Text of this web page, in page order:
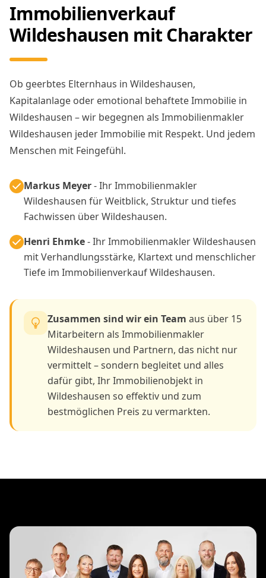
Immobilienverkauf
Wildeshausen mit Charakter
Ob geerbtes Elternhaus in Wildeshausen,
Kapitalanlage oder emotional behaftete Immobilie in
Wildeshausen – wir begegnen als Immobilienmakler
Wildeshausen jeder Immobilie mit Respekt. Und jedem
Menschen mit Feingefühl.
Markus Meyer- Ihr Immobilienmakler
Wildeshausen für Weitblick, Struktur und tiefes
Fachwissen über Wildeshausen.
Henri Ehmke- Ihr Immobilienmakler Wildeshausen
mit Verhandlungsstärke, Klartext und menschlicher
Tiefe im Immobilienverkauf Wildeshausen.
Zusammen sind wir ein Team aus über 15
Mitarbeitern als Immobilienmakler
Wildeshausen und Partnern, das nicht nur
vermittelt – sondern begleitet und alles
dafür gibt, Ihr Immobilienobjekt in
Wildeshausen so effektiv und zum
bestmöglichen Preis zu vermarkten.